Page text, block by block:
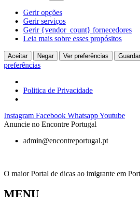
Gerir opções
Gerir serviços
Gerir {vendor_count} fornecedores
Leia mais sobre esses propósitos
Aceitar Negar Ver preferências
preferências
Politica de Privacidade
Pular
para
conteúdo
Instagram Facebook WhatsappYoutube
Anuncie no Encontre Portugal
admin@encontreportugal.pt
O maior Portal de dicas ao imigrante em
MENU